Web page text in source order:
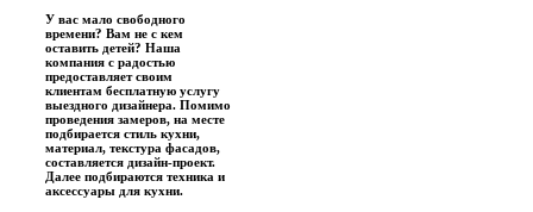
У вас мало свободного
времени? Вам не с кем
оставить детей? Наша
компания с радостью
предоставляет своим
клиентам бесплатную услугу
выездного дизайнера. Помимо
проведения замеров, на месте
подбирается стиль кухни,
материал, текстура фасадов,
составляется дизайн-проект.
Далее подбираются техника и
аксессуары для кухни.